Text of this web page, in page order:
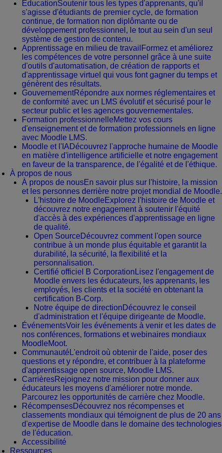
ÉducationSoutenir tous les types d'apprenants, qu'il
s'agisse d'étudiants de premier cycle, de formation
continue, de formation non diplômante ou de
développement professionnel, le tout au sein d'un seul
système de gestion de contenu.
Apprentissage en milieu de travail Formez et améliorez
les compétences de votre personnel grâce à une suite
d'outils d'automatisation, de création de rapports et
d'apprentissage virtuel qui vous font gagner du temps et
génèrent des résultats.
GouvernementRépondre aux normes réglementaires et
de conformité avec un LMS évolutif et sécurisé pour le
secteur public et les agences gouvernementales.
Formation professionnelleMettez vos cours
d'enseignement et de formation professionnels en ligne
avec Moodle LMS.
Moodle et l'IADécouvrez l'approche humaine de Moodle
en matière d'intelligence artificielle et notre engagement
en faveur de la transparence, de l'égalité et de l'éthique.
À propos de nous
À propos de nousEn savoir plus sur l'histoire, la mission
et les personnes derrière notre projet mondial de Moodle.
L'histoire de Moodle Explorez l'histoire de Moodle et
découvrez notre engagement à soutenir l'équité
d'accès à des expériences d'apprentissage en ligne
de qualité.
Open Source Découvrez comment l'open source
contribue à un monde plus équitable et garantit la
durabilité, la sécurité, la flexibilité et la
personnalisation.
Certifié officiel B Corporation Lisez l'engagement de
Moodle envers les éducateurs, les apprenants, les
employés, les clients et la société en obtenant la
certification B-Corp.
Notre équipe de direction Découvrez le conseil
d'administration et l'équipe dirigeante de Moodle.
ÉvénementsVoir les événements à venir et les dates de
nos conférences, formations et webinaires mondiaux
MoodleMoot.
Communauté L'endroit où obtenir de l'aide, poser des
questions et y répondre, et contribuer à la plateforme
d'apprentissage open source, Moodle LMS.
CarrièresRejoignez notre mission pour donner aux
éducateurs les moyens d'améliorer notre monde.
Parcourez les opportunités de carrière chez Moodle.
RécompensesDécouvrez nos récompenses et
classements mondiaux qui témoignent de plus de 20 ans
d'expertise de Moodle dans le domaine des technologies
de l'éducation.
Accessibilité
Ressources